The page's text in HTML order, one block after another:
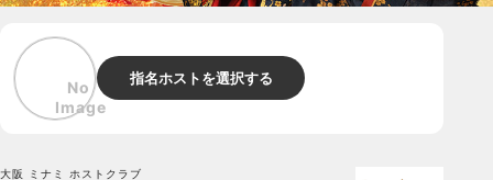
指名ホストを選択する
大阪 ミナミ ホストクラブ